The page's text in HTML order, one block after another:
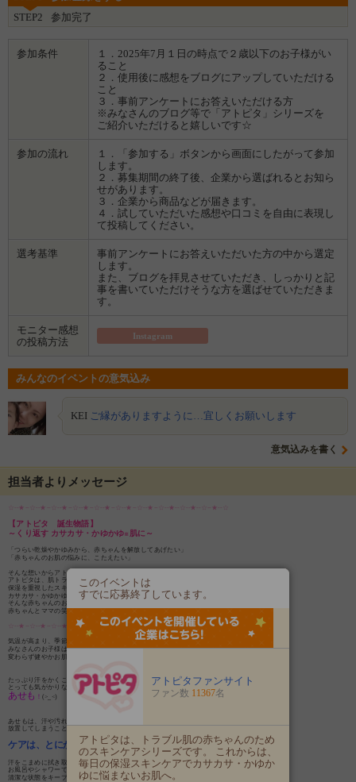
STEP2
参加完了
参加条件
１．2025年7月１日の時点で２歳以下のお子様がい
ること
２．使用後に感想をブログにアップしていただける
こと
３．事前アンケートにお答えいただける方
※みなさんのブログ等で「アトピタ」シリーズを
ご紹介いただけると嬉しいです☆
参加の流れ
１．「参加する」ボタンから画面にしたがって参加
します。
２．募集期間の終了後、企業から選ばれるとお知ら
せがあります。
３．企業から商品などが届きます。
４．試していただいた感想や口コミを自由に表現し
て投稿してください。
選考基準
事前アンケートにお答えいただいた方の中から選定
します。
また、ブログを拝見させていただき、しっかりと記
事を書いていただけそうな方を選ばせていただきま
す。
モニター感想
の投稿方法
Instagram
みんなのイベントの意気込み
KEI ご縁がありますように…宜しくお願いします
意気込みを書く
担当者よりメッセージ
☆--★--☆--★--☆--★--☆--★--☆--★--☆--★--☆--★--☆--★--☆--★--☆--★--☆
【アトピタ 誕生物語】
～くり返す カサカサ・かゆかゆ※ 肌に～
「つらい乾燥やかゆみから、赤ちゃんを解放してあげたい」
「赤ちゃんのお肌の悩みに、こたえたい」
そんな想いからアトピタは誕生しました。
アトピタは、肌トラブルの原因となる、お肌の水分・油分不足に着目。
保湿を重視したスキンケアシリーズです。
カサカサ・かゆかゆする赤ちゃんのお肌はもちろん、
そんな赤ちゃんのお肌に悩むママの心にもうるおいが届きますように…
赤ちゃんとママの笑顔あふれる毎日を願っています。
☆--★--☆--★--☆--★--☆--★--☆--★--☆--★--☆--★--☆--★--☆--★--☆--★--☆
気温が高まり、季節はいよいよ夏に！
みなさんのお子様は、
変わらず健やかお肌をキープできていますか？(^O^)／
たっぷり汗をかくこの季節に、
とっても気がかりな肌トラブルが、
あせも ！ (>_<)
あせもは、汗や汚れがお肌に付着した状態のまま
放置してしまうことが原因で起こります(*_*;
ケアは、とにかくお肌を清潔にするのがポイント☆
汗をこまめに拭き取り、着替えさせたり、
お風呂やシャワーでしっかり汗と汚れを洗い流して、
清潔な状態をキープしてあげてください(*^_^*)
このイベントは
すでに応募終了しています。
アトピタファンサイト
ファン数 11367名
アトピタは、トラブル肌の赤ちゃんのため
のスキンケアシリーズです。 これからは、
毎日の保湿スキンケアでカサカサ・かゆか
ゆに悩まないお肌へ。